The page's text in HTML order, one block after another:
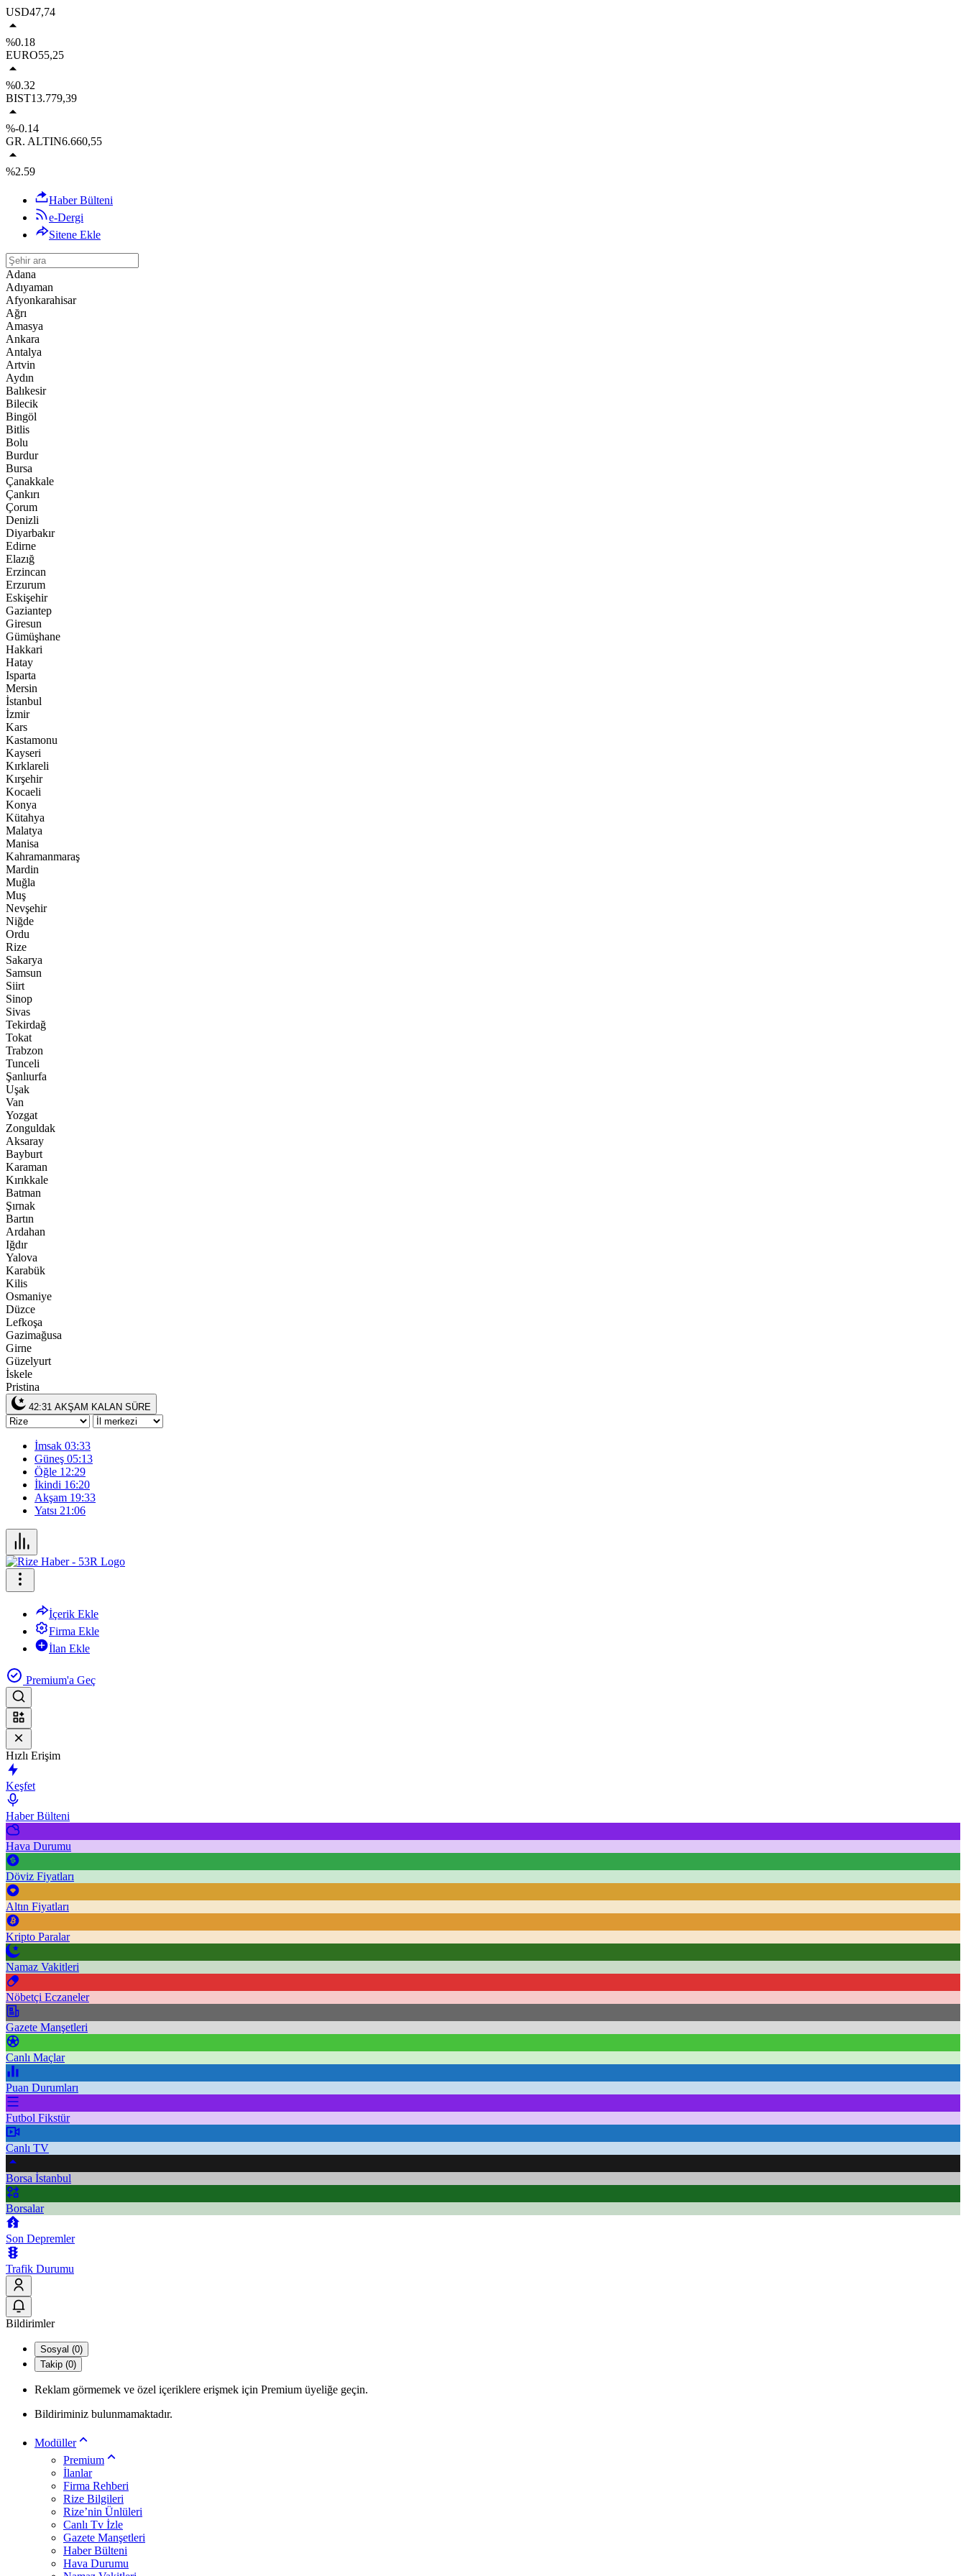
USD47,74
%0.18
EURO55,25
%0.32
BIST13.779,39
%-0.14
GR. ALTIN6.660,55
%2.59
Haber Bülteni
e-Dergi
Sitene Ekle
Adana
Adıyaman
Afyonkarahisar
Ağrı
Amasya
Ankara
Antalya
Artvin
Aydın
Balıkesir
Bilecik
Bingöl
Bitlis
Bolu
Burdur
Bursa
Çanakkale
Çankırı
Çorum
Denizli
Diyarbakır
Edirne
Elazığ
Erzincan
Erzurum
Eskişehir
Gaziantep
Giresun
Gümüşhane
Hakkari
Hatay
Isparta
Mersin
İstanbul
İzmir
Kars
Kastamonu
Kayseri
Kırklareli
Kırşehir
Kocaeli
Konya
Kütahya
Malatya
Manisa
Kahramanmaraş
Mardin
Muğla
Muş
Nevşehir
Niğde
Ordu
Rize
Sakarya
Samsun
Siirt
Sinop
Sivas
Tekirdağ
Tokat
Trabzon
Tunceli
Şanlıurfa
Uşak
Van
Yozgat
Zonguldak
Aksaray
Bayburt
Karaman
Kırıkkale
Batman
Şırnak
Bartın
Ardahan
Iğdır
Yalova
Karabük
Kilis
Osmaniye
Düzce
Lefkoşa
Gazimağusa
Girne
Güzelyurt
İskele
Pristina
42:30 AKŞAM KALAN SÜRE
İmsak 03:33
Güneş 05:13
Öğle 12:29
İkindi 16:20
Akşam 19:33
Yatsı 21:06
İçerik Ekle
Firma Ekle
İlan Ekle
Premium'a Geç
Hızlı Erişim
Keşfet
Haber Bülteni
Hava Durumu
Döviz Fiyatları
Altın Fiyatları
Kripto Paralar
Namaz Vakitleri
Nöbetçi Eczaneler
Gazete Manşetleri
Canlı Maçlar
Puan Durumları
Futbol Fikstür
Canlı TV
Borsa İstanbul
Borsalar
Son Depremler
Trafik Durumu
Bildirimler
Sosyal (0)
Takip (0)
Reklam görmemek ve özel içeriklere erişmek için Premium üyeliğe geçin.
Bildiriminiz bulunmamaktadır.
Modüller
Premium
İlanlar
Firma Rehberi
Rize Bilgileri
Rize’nin Ünlüleri
Canlı Tv İzle
Gazete Manşetleri
Haber Bülteni
Hava Durumu